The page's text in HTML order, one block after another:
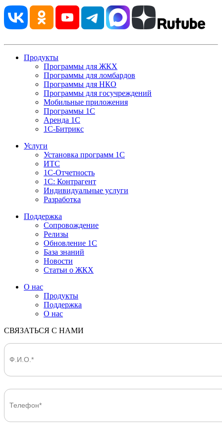
Продукты
Программы для ЖКХ
Программы для ломбардов
Программы для НКО
Программы для госучреждений
Мобильные приложения
Программы 1С
Аренда 1С
1С-Битрикс
Услуги
Установка программ 1С
ИТС
1С-Отчетность
1С: Контрагент
Индивидуальные услуги
Разработка
Поддержка
Сопровождение
Релизы
Обновление 1С
База знаний
Новости
Статьи о ЖКХ
О нас
Продукты
Поддержка
О нас
СВЯЗАТЬСЯ С НАМИ